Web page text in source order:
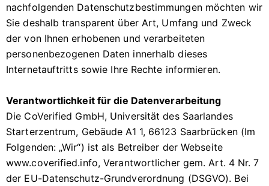
nachfolgenden Datenschutzbestimmungen möchten wir
Sie deshalb transparent über Art, Umfang und Zweck
der von Ihnen erhobenen und verarbeiteten
personenbezogenen Daten innerhalb dieses
Internetauftritts sowie Ihre Rechte informieren.
Verantwortlichkeit für die Datenverarbeitung
Die CoVerified GmbH, Universität des Saarlandes
Starterzentrum, Gebäude A1 1, 66123 Saarbrücken (Im
Folgenden: „Wir“) ist als Betreiber der Webseite
www.coverified.info, Verantwortlicher gem. Art. 4 Nr. 7
der EU-Datenschutz-Grundverordnung (DSGVO). Bei